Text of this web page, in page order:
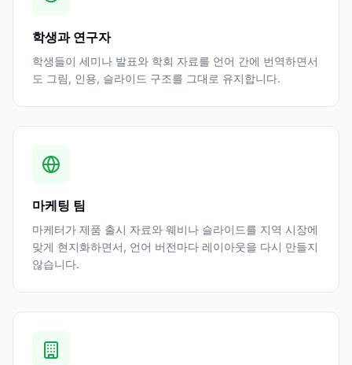
학생과 연구자
학생들이 세미나 발표와 학회 자료를 언어 간에 번역하면서
도 그림, 인용, 슬라이드 구조를 그대로 유지합니다.
마케팅 팀
마케터가 제품 출시 자료와 웨비나 슬라이드를 지역 시장에
맞게 현지화하면서, 언어 버전마다 레이아웃을 다시 만들지
않습니다.